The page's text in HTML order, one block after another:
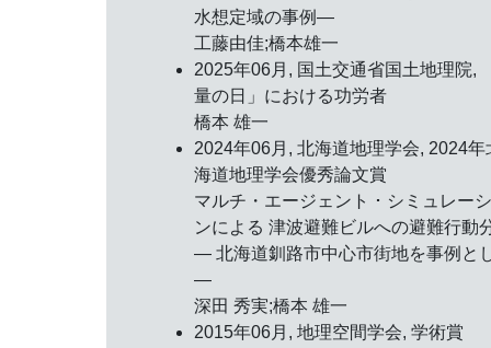
水想定域の事例―
工藤由佳;橋本雄一
2025年06月, 国土交通省国土地理院,
量の日」における功労者
橋本 雄一
2024年06月, 北海道地理学会, 2024年
海道地理学会優秀論文賞
マルチ・エージェント ･ シミュレー
ンによる 津波避難ビルへの避難行動
― 北海道釧路市中心市街地を事例と
―
深田 秀実;橋本 雄一
2015年06月, 地理空間学会, 学術賞